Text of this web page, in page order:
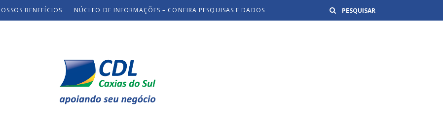
BENEFÍCIOS NÚCLEO DE INFORMAÇÕES – CONFIRA PESQUISAS E DADOS Buscar